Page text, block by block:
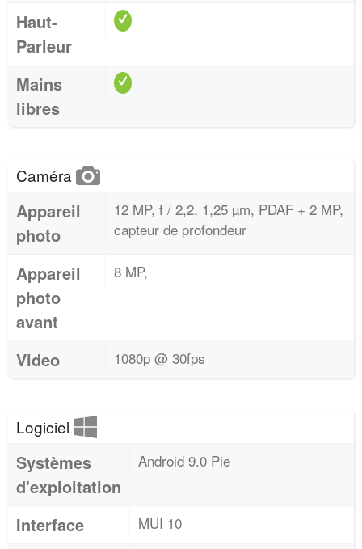
Haut-
Parleur
Mains
libres
Caméra
Appareil
photo
12 MP, f / 2,2, 1,25 µm, PDAF + 2 MP,
capteur de profondeur
Appareil
photo
avant
8 MP,
Video 1080p @ 30fps
Logiciel
Systèmes
d'exploitation
Android 9.0 Pie
Interface MUI 10